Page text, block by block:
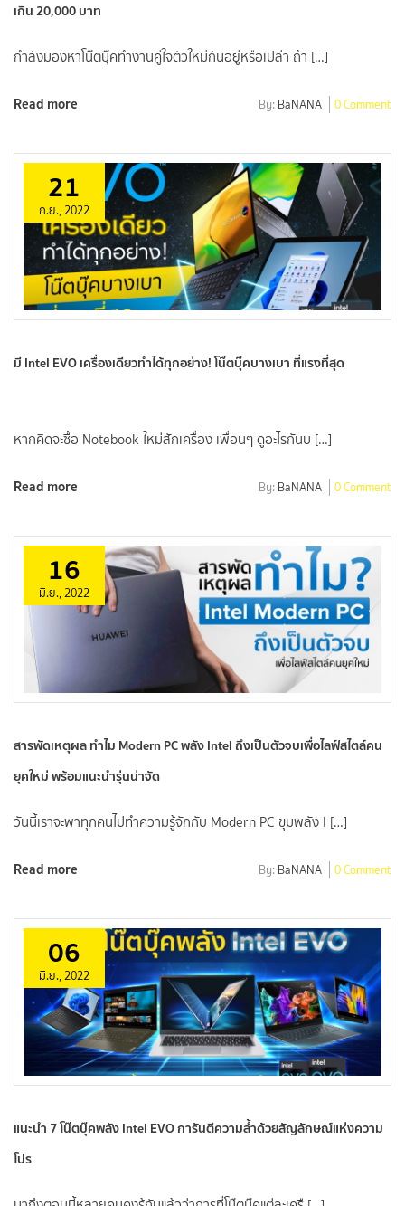
เกิน 20,000 บาท
กำลังมองหาโน๊ตบุ๊คทำงานคู่ใจตัวใหม่กันอยู่หรือเปล่า ถ้า […]
Read more By: BaNANA 0 Comment
21
ก.ย., 2022
มี Intel EVO เครื่องเดียวทำได้ทุกอย่าง! โน๊ตบุ๊คบางเบา ที่แรงที่สุด
หากคิดจะซื้อ Notebook ใหม่สักเครื่อง เพื่อนๆ ดูอะไรกันบ […]
Read more By: BaNANA 0 Comment
16
มิ.ย., 2022
สารพัดเหตุผล ทำไม Modern PC พลัง Intel ถึงเป็นตัวจบเพื่อไลฟ์สไตล์คน
ยุคใหม่ พร้อมแนะนำรุ่นน่าจัด
วันนี้เราจะพาทุกคนไปทำความรู้จักกับ Modern PC ขุมพลัง I […]
Read more By: BaNANA 0 Comment
06
มิ.ย., 2022
แนะนำ 7 โน๊ตบุ๊คพลัง Intel EVO การันตีความล้ำด้วยสัญลักษณ์แห่งความ
โปร